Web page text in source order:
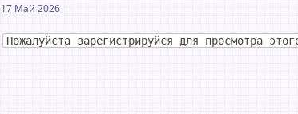
17 Май 2026
Пожалуйста зарегистрируйся для просмотра